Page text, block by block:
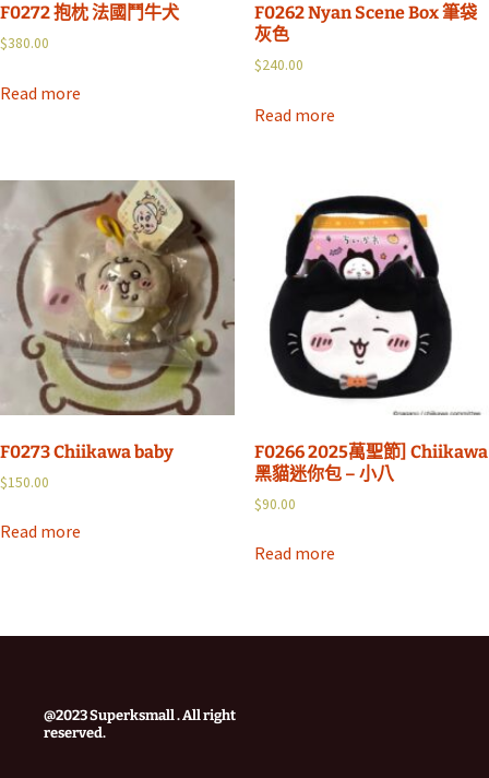
F0272 抱枕 法國鬥牛犬
$380.00
Read more
F0262 Nyan Scene Box 筆袋
灰色
$240.00
Read more
F0273 Chiikawa baby
$150.00
Read more
F0266 2025萬聖節] Chiikawa
黑貓迷你包 – 小八
$90.00
Read more
@2023 Superksmall . All right
reserved.